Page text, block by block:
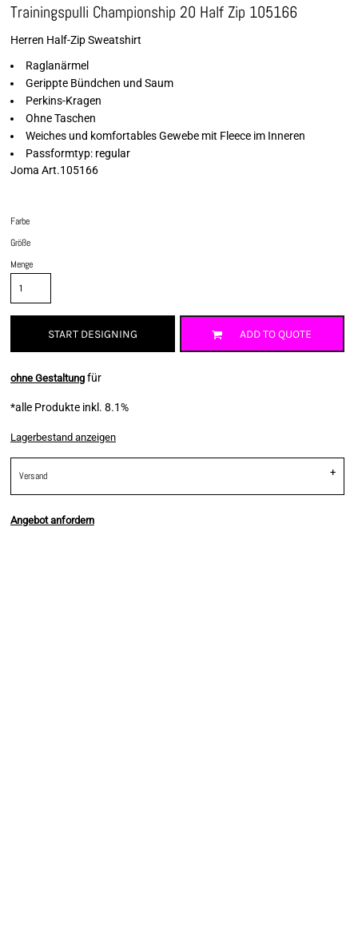
Trainingspulli Championship 20 Half Zip 105166
Herren Half-Zip Sweatshirt
Raglanärmel
Gerippte Bündchen und Saum
Perkins-Kragen
Ohne Taschen
Weiches und komfortables Gewebe mit Fleece im Inneren
Passformtyp: regular
Joma Art.105166
Farbe
Größe
Menge
START DESIGNING ADD TO QUOTE
ohne Gestaltung für
*alle Produkte inkl. 8.1%
Lagerbestand anzeigen
Versand
Angebot anfordern